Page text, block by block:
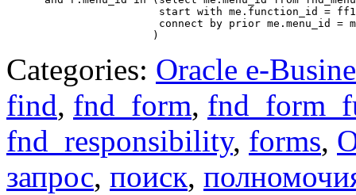
start with me.function_id =
connect by prior me.menu_id =
Categories: Oracle e-
find, fnd_form,
fnd_responsibility, forms,
запрос, поиск,